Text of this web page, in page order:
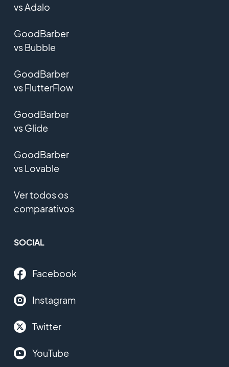
vs Adalo
GoodBarber
vs Bubble
GoodBarber
vs FlutterFlow
GoodBarber
vs Glide
GoodBarber
vs Lovable
Ver todos os
comparativos
SOCIAL
Facebook
Instagram
Twitter
YouTube